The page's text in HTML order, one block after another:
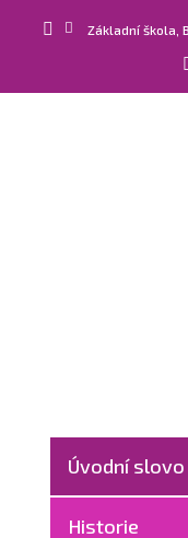
  Základní škola,
Úvodní slovo
Historie